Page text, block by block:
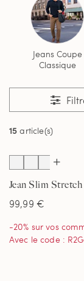
Jeans Coupe
Classique
15 article(s)
Jean Slim
99,99 €
-20% sur vos
Avec le code :